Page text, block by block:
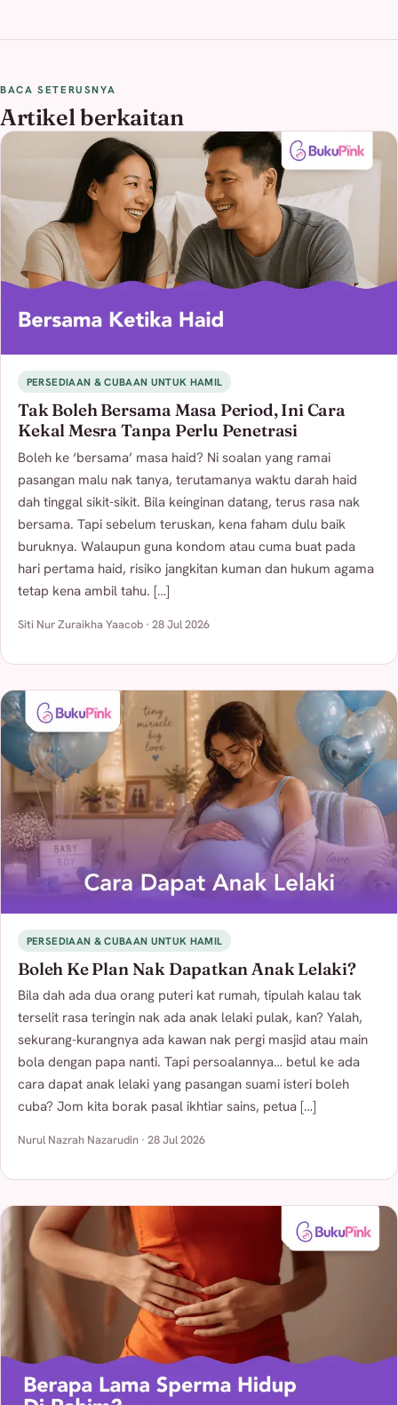
BACA SETERUSNYA
Artikel berkaitan
PERSEDIAAN & CUBAAN UNTUK HAMIL
Tak Boleh Bersama Masa Period, Ini Cara
Kekal Mesra Tanpa Perlu Penetrasi
Boleh ke ‘bersama’ masa haid? Ni soalan yang ramai
pasangan malu nak tanya, terutamanya waktu darah haid
dah tinggal sikit-sikit. Bila keinginan datang, terus rasa nak
bersama. Tapi sebelum teruskan, kena faham dulu baik
buruknya. Walaupun guna kondom atau cuma buat pada
hari pertama haid, risiko jangkitan kuman dan hukum agama
tetap kena ambil tahu. […]
Siti Nur Zuraikha Yaacob · 28 Jul 2026
PERSEDIAAN & CUBAAN UNTUK HAMIL
Boleh Ke Plan Nak Dapatkan Anak Lelaki?
Bila dah ada dua orang puteri kat rumah, tipulah kalau tak
terselit rasa teringin nak ada anak lelaki pulak, kan? Yalah,
sekurang-kurangnya ada kawan nak pergi masjid atau main
bola dengan papa nanti. Tapi persoalannya… betul ke ada
cara dapat anak lelaki yang pasangan suami isteri boleh
cuba? Jom kita borak pasal ikhtiar sains, petua […]
Nurul Nazrah Nazarudin · 28 Jul 2026